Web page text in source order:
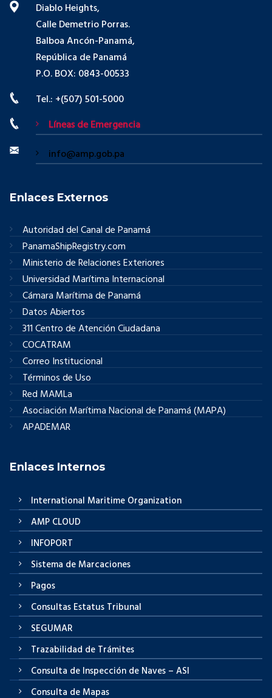
Diablo Heights,
Calle Demetrio Porras.
Balboa Ancón-Panamá,
República de Panamá
P.O. BOX: 0843-00533
Tel.: +(507) 501-5000
Líneas de Emergencia
info@amp.gob.pa
Enlaces Externos
Autoridad del Canal de Panamá
PanamaShipRegistry.com
Ministerio de Relaciones Exteriores
Universidad Marítima Internacional
Cámara Marítima de Panamá
Datos Abiertos
311 Centro de Atención Ciudadana
COCATRAM
Correo Institucional
Términos de Uso
Red MAMLa
Asociación Marítima Nacional de Panamá (MAPA)
APADEMAR
Enlaces Internos
International Maritime Organization
AMP CLOUD
INFOPORT
Sistema de Marcaciones
Pagos
Consultas Estatus Tribunal
SEGUMAR
Trazabilidad de Trámites
Consulta de Inspección de Naves – ASI
Consulta de Mapas